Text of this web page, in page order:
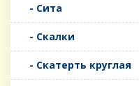
- Сита
- Скалки
- Скатерть круглая